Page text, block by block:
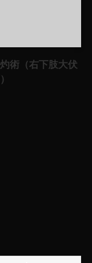
術（右下肢大伏